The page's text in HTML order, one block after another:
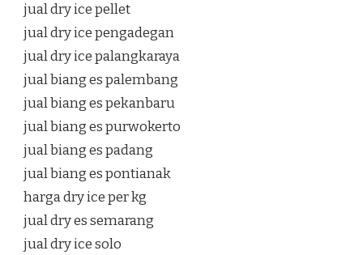
jual dry ice pellet
jual dry ice pengadegan
jual dry ice palangkaraya
jual biang es palembang
jual biang es pekanbaru
jual biang es purwokerto
jual biang es padang
jual biang es pontianak
harga dry ice per kg
jual dry es semarang
jual dry ice solo